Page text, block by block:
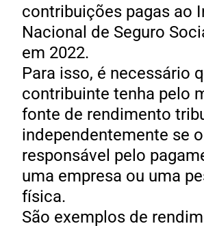
contribuições pagas ao
Nacional de Seguro
em 2022.
Para isso, é necessário
contribuinte tenha pelo
fonte de rendimento
independentemente se o
responsável pelo
uma empresa ou uma
física.
São exemplos de